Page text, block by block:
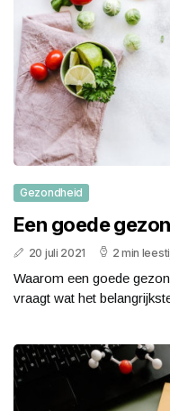
Gezondheid
Een goede
20 juli 2021 2 min
Waarom een goede
vraagt wat het